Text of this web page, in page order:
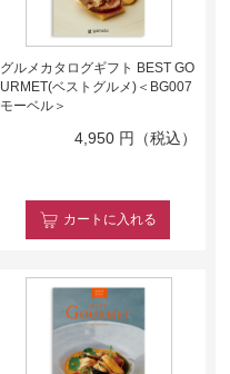
グルメカタログギフト BEST GO
URMET(ベストグルメ)＜BG007
モーベル＞
4,950 円（税込）
カート に入れる